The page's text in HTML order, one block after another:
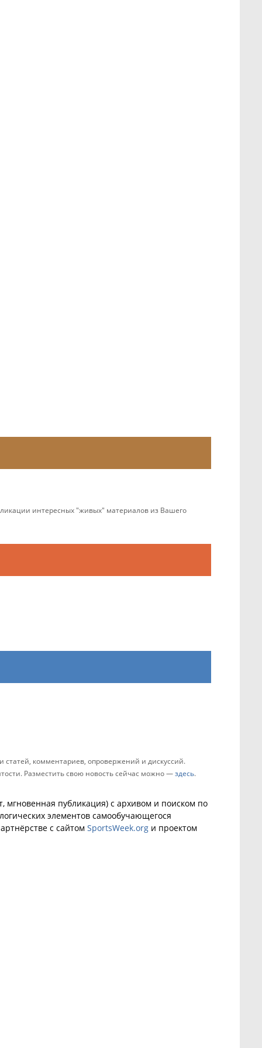
интересных "живых" материалов из Вашего
комментариев, опровержений и дискуссий.
Разместить свою новость сейчас можно —здесь.
публикация) с архивом и поиском по
элементов самообучающегося
с сайтом SportsWeek.org и проектом